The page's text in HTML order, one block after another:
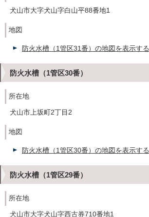
犬山市大字犬山字白山平88番地1
地図
防火水槽（1管区31番）の地図を表示する
防火水槽（1管区30番）
所在地
犬山市上坂町2丁目2
地図
防火水槽（1管区30番）の地図を表示する
防火水槽（1管区29番）
所在地
犬山市大字犬山字西古券710番地1